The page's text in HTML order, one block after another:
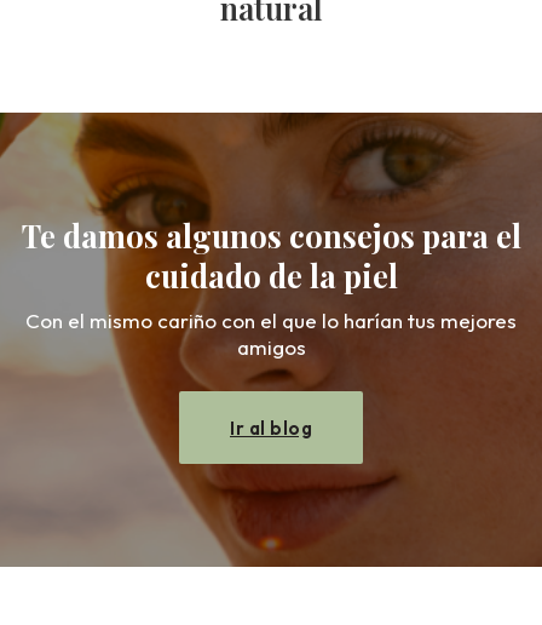
Te damos algunos consejos para el
cuidado de la piel
Con el mismo cariño con el que lo harían tus mejores
amigos
Ir al blog